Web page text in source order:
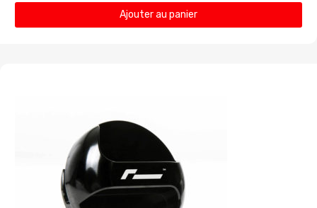
Ajouter au panier